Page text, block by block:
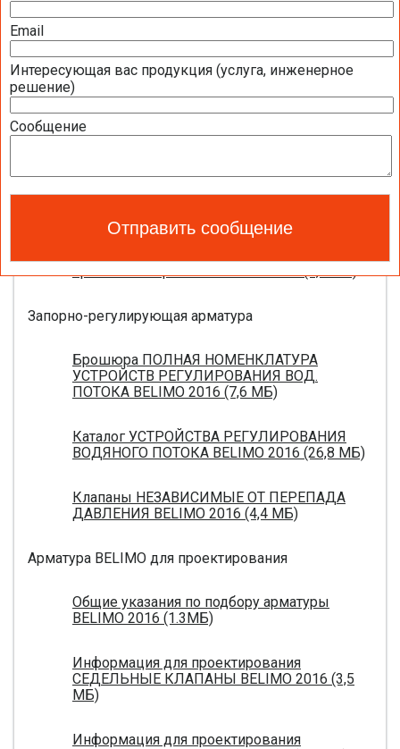
Email
Интересующая вас продукция (услуга, инженерное
решение)
Сообщение
Полная номенклатура продукции BELIMO
Приводы для воздушных клапанов
Полный обзор электроприводов для систем
вентиляции 2016 (17,5 МБ)
Каталог ЭЛЕКТРОПРИВОДЫ ДЛЯ
ВОЗДУШНЫХ ЗАСЛОНОК BELIMO 2016 (18,2
противопожарных клапанов 2015 (0,8 МБ)
Запорно-регулирующая арматура
Брошюра ПОЛНАЯ НОМЕНКЛАТУРА
УСТРОЙСТВ РЕГУЛИРОВАНИЯ ВОД.
ПОТОКА BELIMO 2016 (7,6 МБ)
Каталог УСТРОЙСТВА РЕГУЛИРОВАНИЯ
ВОДЯНОГО ПОТОКА BELIMO 2016 (26,8 МБ)
Клапаны НЕЗАВИСИМЫЕ ОТ ПЕРЕПАДА
ДАВЛЕНИЯ BELIMO 2016 (4,4 МБ)
Арматура BELIMO для проектирования
Общие указания по подбору арматуры
BELIMO 2016 (1.3МБ)
Информация для проектирования
СЕДЕЛЬНЫЕ КЛАПАНЫ BELIMO 2016 (3,5
МБ)
Информация для проектирования